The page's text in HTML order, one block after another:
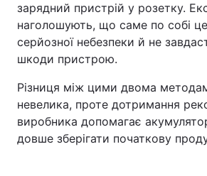
зарядний пристрій у розетку.
наголошують, що саме по собі
серйозної небезпеки й не
шкоди пристрою.
Різниця між цими двома
невелика, проте дотримання
виробника допомагає
довше зберігати початкову